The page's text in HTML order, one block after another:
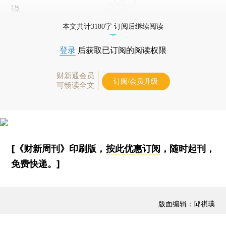
说。
本文共计3180字 订阅后继续阅读
登录 后获取已订阅的阅读权限
财新通会员
可畅读全文
订阅/会员升级
[《财新周刊》印刷版， 按此优惠订阅 ，随时起刊，
免费快递。]
版面编辑：邱祺璞